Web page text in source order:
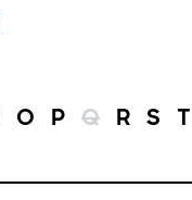
O P Q R S T